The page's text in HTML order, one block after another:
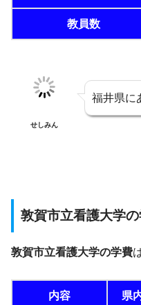
教員数
せしみん
福井県に
敦賀市立看護大学
敦賀市立看護大学の学費
内容 県